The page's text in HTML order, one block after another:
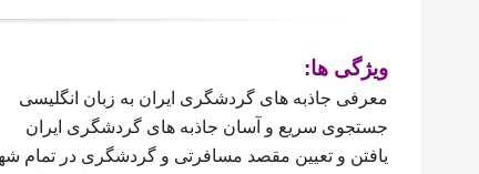
ویژگی ها:
معرفی جاذبه های گردشگری ایران به زبان انگلیسی
جستجوی سریع و آسان جاذبه های گردشگری ایران
یافتن و تعیین مقصد مسافرتی و گردشگری در تمام